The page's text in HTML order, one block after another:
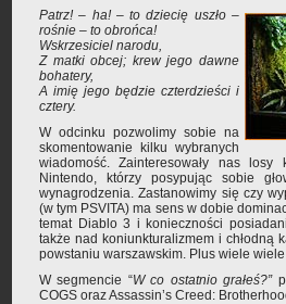
Patrz! – ha! – to dziecię uszło –
rośnie – to obrońca!
Wskrzesiciel narodu,
Z matki obcej; krew jego dawne
bohatery,
A imię jego będzie czterdzieści i
cztery.
W odcinku pozwolimy sobie na
skomentowanie kilku wybranych
wiadomość. Zainteresowały nas
Nintendo, którzy posypując sobie
wynagrodzenia. Zastanowimy się czy
(w tym PSVITA) ma sens w dobie
temat Diablo 3 i konieczności
także nad koniunkturalizmem i chłodną
powstaniu warszawskim. Plus wiele
W segmencie “W co ostatnio grałeś?”
COGS oraz Assassin’s Creed: